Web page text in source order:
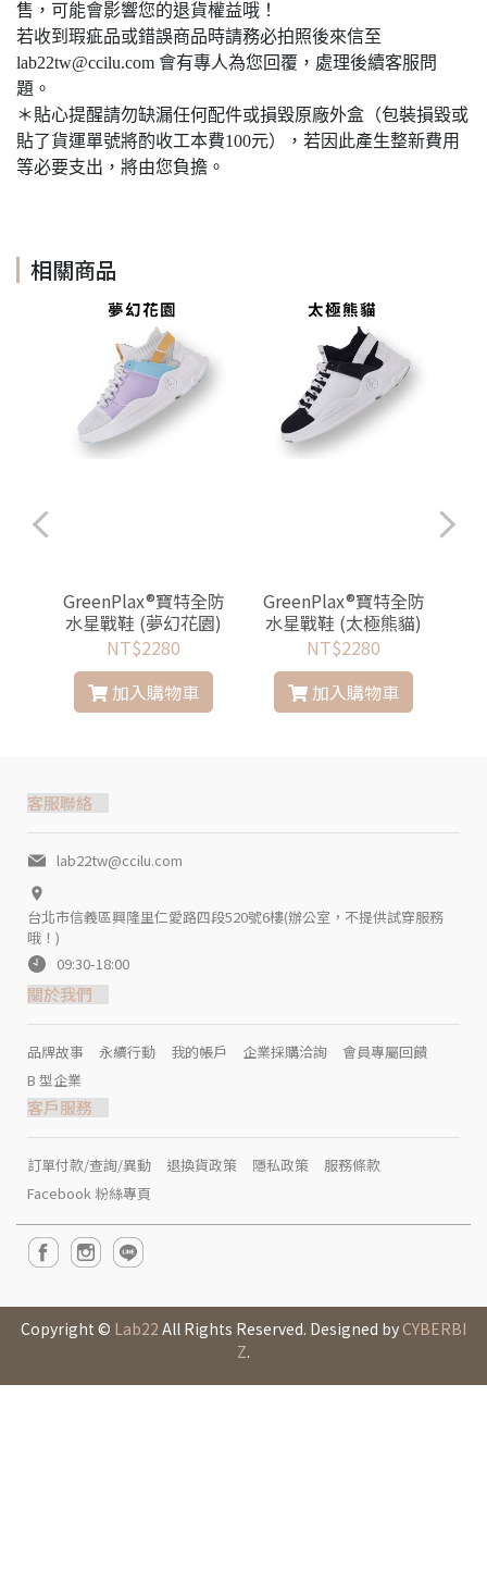
售，可能會影響您的退貨權益哦！
若收到瑕疵品或錯誤商品時請務必拍照後來信至
lab22tw@ccilu.com 會有專人為您回覆，處理後續客服問
題。
＊貼心提醒請勿缺漏任何配件或損毀原廠外盒（包裝損毀或
貼了貨運單號將酌收工本費100元），若因此產生整新費用
等必要支出，將由您負擔。
相關商品
GreenPlax®寶特全防
水星戰鞋 (夢幻花園)
NT$2280
加入購物車
GreenPlax®寶特全防
水星戰鞋 (太極熊貓)
NT$2280
加入購物車
客服聯絡
lab22tw@ccilu.com
台北市信義區興隆里仁愛路四段520號6樓(辦公室，不提供試穿服務
哦！)
09:30-18:00
關於我們
品牌故事 永續行動 我的帳戶 企業採購洽詢
會員專屬回饋
B 型企業
客戶服務
訂單付款/查詢/異動 退換貨政策 隱私政策
服務條款
Facebook 粉絲專頁
Copyright © Lab22 All Rights Reserved. Designed by CYBERBI
Z.